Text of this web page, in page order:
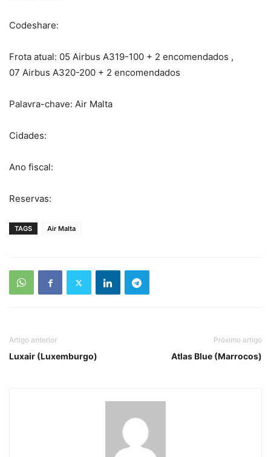
Codeshare:
Frota atual: 05 Airbus A319-100 + 2 encomendados ,
07 Airbus A320-200 + 2 encomendados
Palavra-chave: Air Malta
Cidades:
Ano fiscal:
Reservas:
TAGS Air Malta
Artigo anterior
Luxair (Luxemburgo)
Próximo artigo
Atlas Blue (Marrocos)